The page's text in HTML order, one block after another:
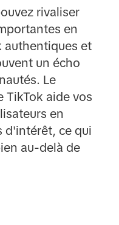
rivaliser
en
authentiques et
un écho
Le
TikTok aide vos
en
d'intérêt, ce qui
au-delà de